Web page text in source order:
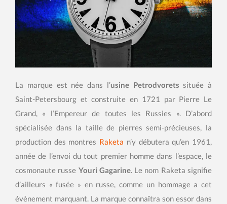
La marque est née dans l’usine Petrodvorets située à
Saint-Petersbourg et construite en 1721 par Pierre Le
Grand, « l’Empereur de toutes les Russies ». D’abord
spécialisée dans la taille de pierres semi-précieuses, la
production des montres Raketa n’y débutera qu’en 1961,
année de l’envoi du tout premier homme dans l’espace, le
cosmonaute russe Youri Gagarine. Le nom Raketa signifie
d’ailleurs « fusée » en russe, comme un hommage a cet
évènement marquant. La marque connaîtra son essor dans